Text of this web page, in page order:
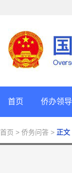
首页 侨办领导
首页 > 侨务问答 > 正文